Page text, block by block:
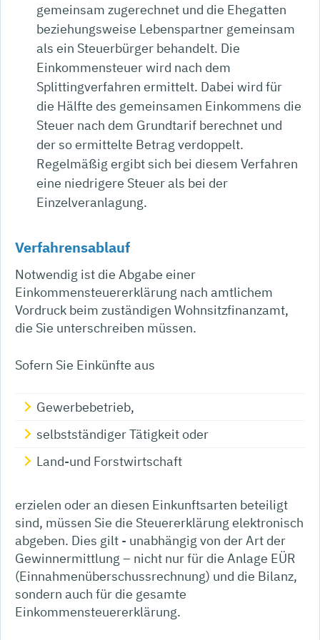
gemeinsam zugerechnet und die Ehegatten
beziehungsweise Lebenspartner gemeinsam
als ein Steuerbürger behandelt. Die
Einkommensteuer wird nach dem
Splittingverfahren ermittelt. Dabei wird für
die Hälfte des gemeinsamen Einkommens die
Steuer nach dem Grundtarif berechnet und
der so ermittelte Betrag verdoppelt.
Regelmäßig ergibt sich bei diesem Verfahren
eine niedrigere Steuer als bei der
Einzelveranlagung.
Verfahrensablauf
Notwendig ist die Abgabe einer
Einkommensteuererklärung nach amtlichem
Vordruck beim zuständigen Wohnsitzfinanzamt,
die Sie unterschreiben müssen.
Sofern Sie Einkünfte aus
Gewerbebetrieb,
selbstständiger Tätigkeit oder
Land-und Forstwirtschaft
erzielen oder an diesen Einkunftsarten beteiligt
sind, müssen Sie die Steuererklärung elektronisch
abgeben. Dies gilt - unabhängig von der Art der
Gewinnermittlung – nicht nur für die Anlage EÜR
(Einnahmenüberschussrechnung) und die Bilanz,
sondern auch für die gesamte
Einkommensteuererklärung.